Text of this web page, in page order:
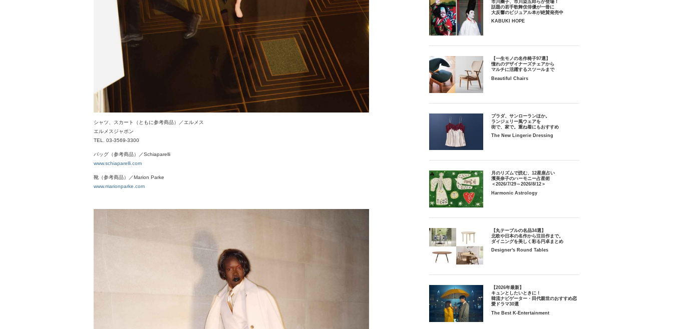
シャツ、スカート（ともに参考商品）／エルメス
エルメスジャポン
TEL. 03-3569-3300
バッグ（参考商品）／Schiaparelli
www.schiaparelli.com
靴（参考商品）／Marion Parke
www.marionparke.com
市川團子、市川染五郎らが登場！
話題の若手歌舞伎俳優が一冊に
大反響のビジュアル本が絶賛発売中
KABUKI HOPE
【一生モノの名作椅子97選】
憧れのデザイナーズチェアから
マルチに活躍するスツールまで
Beautiful Chairs
プラダ、サンローランほか。
ランジェリー風ウェアを
街で、家で。重ね着にもおすすめ
The New Lingerie Dressing
月のリズムで読む、12星座占い
濱美奈子のハーモニー占星術
＜2026/7/29～2026/8/12＞
Harmonic Astrology
【丸テーブルの名品34選】
北欧や日本の名作から注目作まで。
ダイニングを美しく彩る円卓まとめ
Designer's Round Tables
【2026年最新】
キュンとしたいときに！
韓流ナビゲーター・田代親世のおすすめ恋
愛ドラマ30選
The Best K-Entertainment